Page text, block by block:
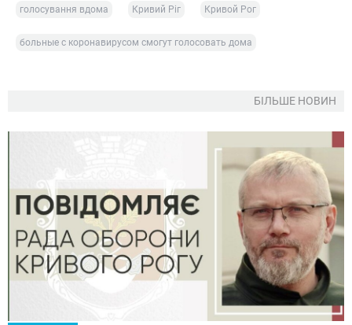
голосування вдома Кривий Ріг Кривой Рог
больные с коронавирусом смогут голосовать дома
БІЛЬШЕ НОВИН